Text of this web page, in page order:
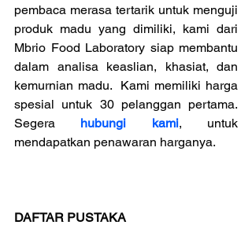
pembaca merasa tertarik untuk menguji
produk madu yang dimiliki, kami dari
Mbrio Food Laboratory siap membantu
dalam analisa keaslian, khasiat, dan
kemurnian madu.  Kami memiliki harga
spesial untuk 30 pelanggan pertama.
Segera hubungi kami, untuk
mendapatkan penawaran harganya.
DAFTAR PUSTAKA